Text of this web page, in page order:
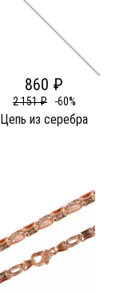
860 ₽
2 151 ₽ -60%
Цепь из серебра